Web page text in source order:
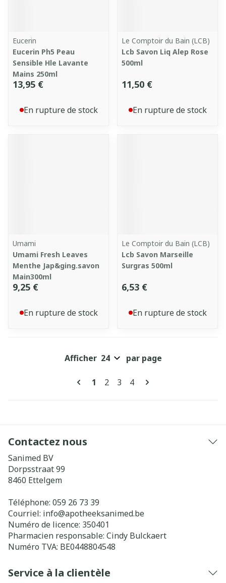
Eucerin
Eucerin Ph5 Peau
Sensible Hle Lavante
Mains 250ml
13,95 €
En rupture de stock
Le Comptoir du Bain (LCB)
Lcb Savon Liq Alep Rose
500ml
11,50 €
En rupture de stock
Umami
Umami Fresh Leaves
Menthe Jap&ging.savon
Main300ml
9,25 €
En rupture de stock
Le Comptoir du Bain (LCB)
Lcb Savon Marseille
Surgras 500ml
6,53 €
En rupture de stock
Pages
Vous lisez actuellement la page
1 Page
2 Page
3 Page
4
Afficher par page
Contactez nous
Sanimed BV
Dorpsstraat 99
8460 Ettelgem
Téléphone: 059 26 73 39
Courriel: info@apotheeksanimed.be
Numéro de licence: 350401
Pharmacien responsable: Cindy Bulckaert
Numéro TVA: BE0448804548
Service à la clientèle